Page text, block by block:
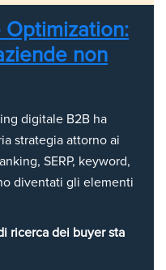
non
digitale B2B ha
strategia attorno ai
SERP, keyword,
diventati gli elementi
ricerca dei buyer sta